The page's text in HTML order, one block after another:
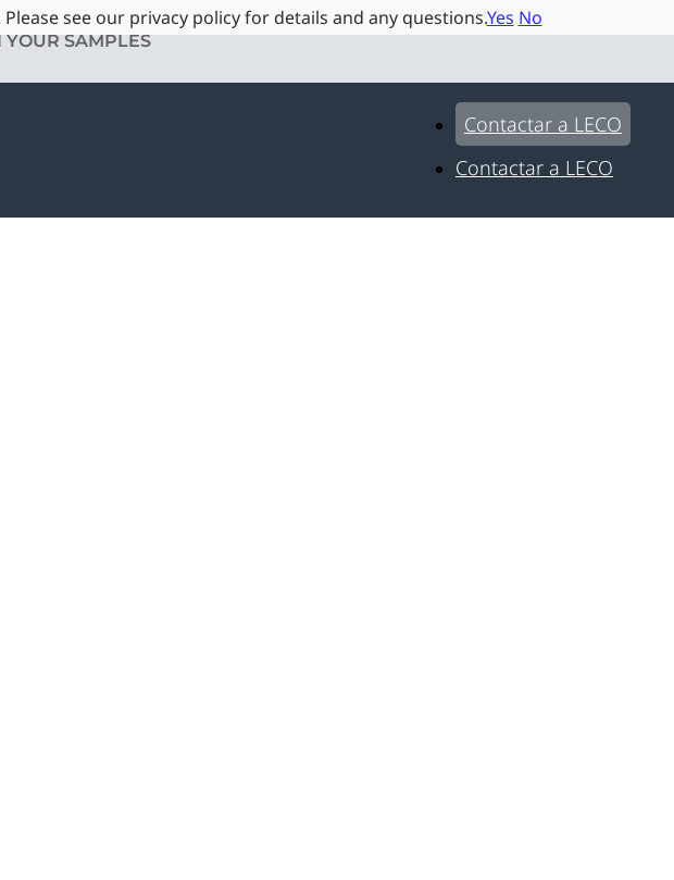
YOUR SAMPLES
Contactar a LECO
Contactar a LECO
see our privacy policy for details and any questions.Yes No